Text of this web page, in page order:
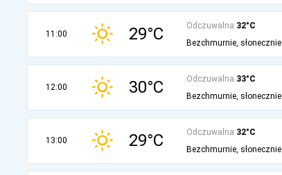
11:00 29°C Odczuwalna 32°C
Bezchmurnie, słonecznie
12:00 30°C Odczuwalna 33°C
Bezchmurnie, słonecznie
13:00 29°C Odczuwalna 32°C
Bezchmurnie, słonecznie